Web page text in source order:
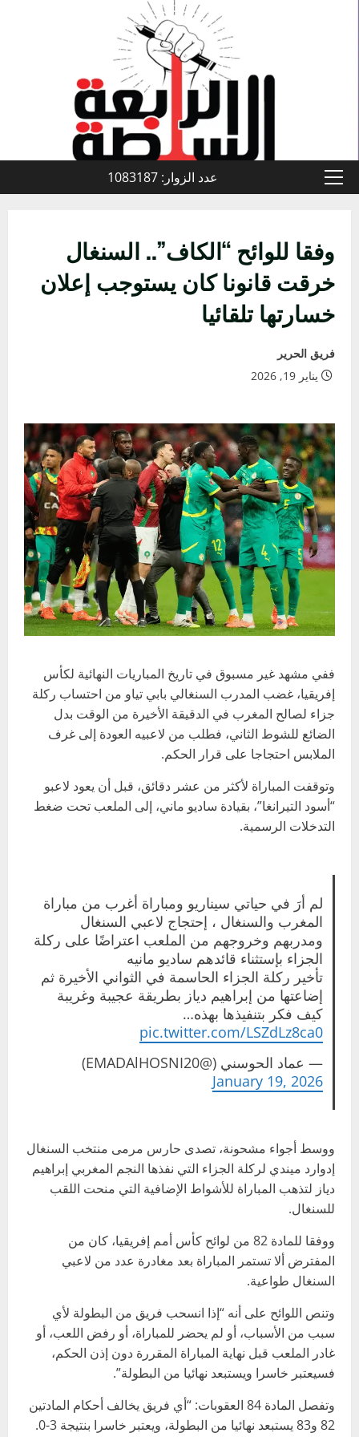
القائمة
عدد الزوار: 1083187
وفقا للوائح “الكاف”.. السنغال
خرقت قانونا كان يستوجب إعلان
خسارتها تلقائيا
فريق الحرير
يناير 19, 2026
ففي مشهد غير مسبوق في تاريخ المباريات النهائية لكأس
إفريقيا، غضب المدرب السنغالي بابي تياو من احتساب ركلة
جزاء لصالح المغرب في الدقيقة الأخيرة من الوقت بدل
الضائع للشوط الثاني، فطلب من لاعبيه العودة إلى غرف
الملابس احتجاجا على قرار الحكم.
وتوقفت المباراة لأكثر من عشر دقائق، قبل أن يعود لاعبو
“أسود التيرانغا”، بقيادة ساديو ماني، إلى الملعب تحت ضغط
التدخلات الرسمية.
لم أرَ في حياتي سيناريو ومباراة أغرب من مباراة
المغرب والسنغال ، إحتجاج لاعبي السنغال
ومدربهم وخروجهم من الملعب اعتراضًا على ركلة
الجزاء بإستثناء قائدهم ساديو مانيه
تأخير ركلة الجزاء الحاسمة في الثواني الأخيرة ثم
إضاعتها من إبراهيم دياز بطريقة عجيبة وغريبة
كيف فكر بتنفيذها بهذه…
pic.twitter.com/LSZdLz8ca0
— عماد الحوسني (@EMADAlHOSNI20)
January 19, 2026
ووسط أجواء مشحونة، تصدى حارس مرمى منتخب السنغال
إدوارد ميندي لركلة الجزاء التي نفذها النجم المغربي إبراهيم
دياز لتذهب المباراة للأشواط الإضافية التي منحت اللقب
للسنغال.
ووفقا للمادة 82 من لوائح كأس أمم إفريقيا، كان من
المفترض ألا تستمر المباراة بعد مغادرة عدد من لاعبي
السنغال طواعية.
وتنص اللوائح على أنه “إذا انسحب فريق من البطولة لأي
سبب من الأسباب، أو لم يحضر للمباراة، أو رفض اللعب، أو
غادر الملعب قبل نهاية المباراة المقررة دون إذن الحكم،
فسيعتبر خاسرا ويستبعد نهائيا من البطولة”.
وتفصل المادة 84 العقوبات: “أي فريق يخالف أحكام المادتين
82 و83 يستبعد نهائيا من البطولة، ويعتبر خاسرا بنتيجة 3-0.